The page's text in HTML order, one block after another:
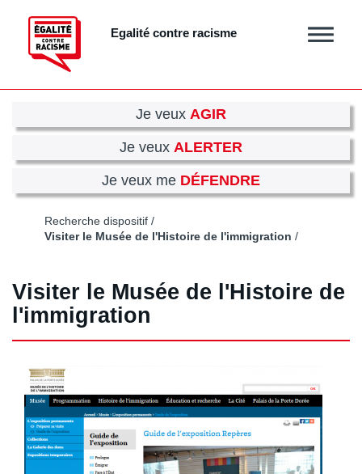
contenu
principal
Egalité contre racisme
Afficher
Je veux AGIR
Je veux ALERTER
Je veux me DÉFENDRE
Recherche dispositif
Visiter le Musée de l'Histoire de l'immigration
Visiter le Musée de l'Histoire de
l'immigration